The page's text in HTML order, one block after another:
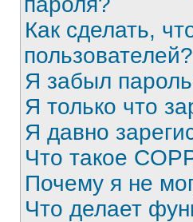
Как сделать,
пользователей?
Я забыл
Я только что
Я давно
Что такое
Почему я не
Что делает